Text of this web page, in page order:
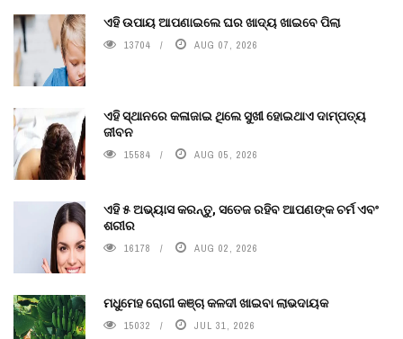
ଏହି ଉପାୟ ଆପଣାଇଲେ ଘର ଖାଦ୍ୟ ଖାଇବେ ପିଲା
13704 AUG 07, 2026
ଏହି ସ୍ଥାନରେ କଳାଜାଇ ଥିଲେ ସୁଖୀ ହୋଇଥାଏ ଦାମ୍ପତ୍ୟ
ଜୀବନ
15584 AUG 05, 2026
ଏହି ୫ ଅଭ୍ୟାସ କରନ୍ତୁ, ସତେଜ ରହିବ ଆପଣଙ୍କ ଚର୍ମ ଏବଂ
ଶରୀର
16178 AUG 02, 2026
ମଧୁମେହ ରୋଗୀ କଞ୍ଚା କଳଦୀ ଖାଇବା ଲାଭଦାୟକ
15032 JUL 31, 2026